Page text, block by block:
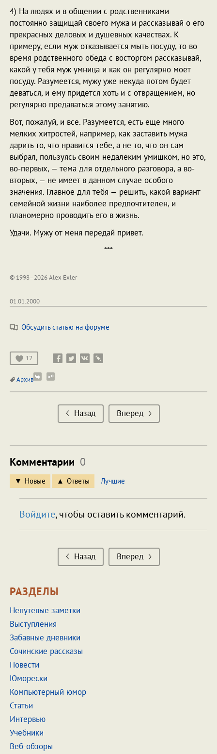
4) На людях и в общении с родственниками
постоянно защищай своего мужа и рассказывай о его
прекрасных деловых и душевных качествах. К
примеру, если муж отказывается мыть посуду, то во
время родственного обеда с восторгом рассказывай,
какой у тебя муж умница и как он регулярно моет
посуду. Разумеется, мужу уже некуда потом будет
деваться, и ему придется хоть и с отвращением, но
регулярно предаваться этому занятию.
Вот, пожалуй, и все. Разумеется, есть еще много
мелких хитростей, например, как заставить мужа
дарить то, что нравится тебе, а не то, что он сам
выбрал, пользуясь своим недалеким умишком, но это,
во-первых, — тема для отдельного разговора, а во-
вторых, — не имеет в данном случае особого
значения. Главное для тебя — решить, какой вариант
семейной жизни наиболее предпочтителен, и
планомерно проводить его в жизнь.
Удачи. Мужу от меня передай привет.
***
© 1998–2026 Alex Exler
01.01.2000
Обсудить статью на форуме
12
Архив
Назад Вперед
Комментарии 0
Новые Ответы Лучшие
Войдите, чтобы оставить комментарий.
Назад Вперед
РАЗДЕЛЫ
Непутевые заметки
Выступления
Забавные дневники
Сочинские рассказы
Повести
Юморески
Компьютерный юмор
Статьи
Интервью
Учебники
Веб-обзоры